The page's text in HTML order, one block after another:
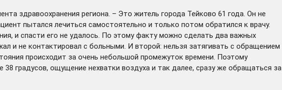
здравоохранения региона. – Это житель города Тейково 61 года. Он не
пытался лечиться самостоятельно и только потом обратился к врачу.
и спасти его не удалось. По этому факту можно сделать два важных
и не контактировал с больными. И второй: нельзя затягивать с обращением
происходит за очень небольшой промежуток времени. Поэтому
градусов, ощущение нехватки воздуха и так далее, сразу же обращаться за